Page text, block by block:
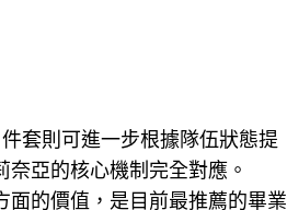
套則可進一步根據隊伍狀態提
奈亞的核心機制完全對應。
的價值，是目前最推薦的畢業